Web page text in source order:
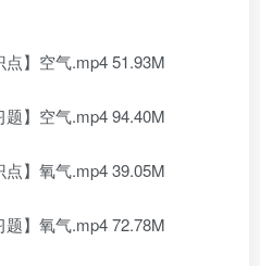
】空气.mp4 51.93M
】空气.mp4 94.40M
】氧气.mp4 39.05M
】氧气.mp4 72.78M